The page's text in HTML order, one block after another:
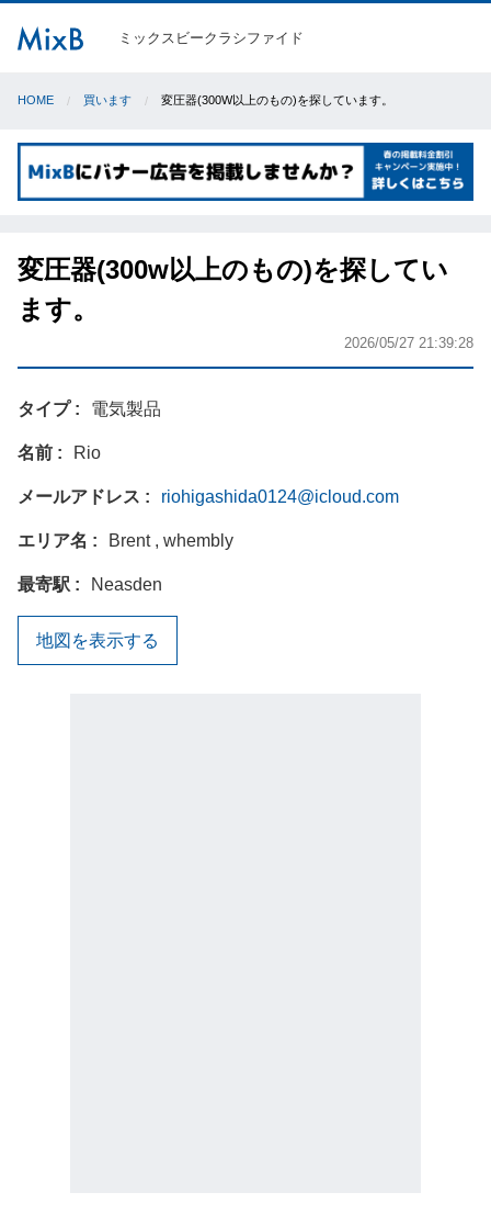
ミックスビークラシファイド
HOME 買います 変圧器(300W以上のもの)を探しています。
変圧器(300w以上のもの)を探してい
ます。
2026/05/27 21:39:28
タイプ 電気製品
名前 Rio
メールアドレス riohigashida0124@icloud.com
エリア名 Brent , whembly
最寄駅 Neasden
地図を表示する